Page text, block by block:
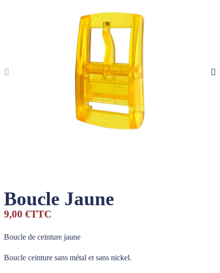
Boucle Jaune
9,00 €TTC
Boucle de ceinture jaune
Boucle ceinture sans métal et sans nickel.